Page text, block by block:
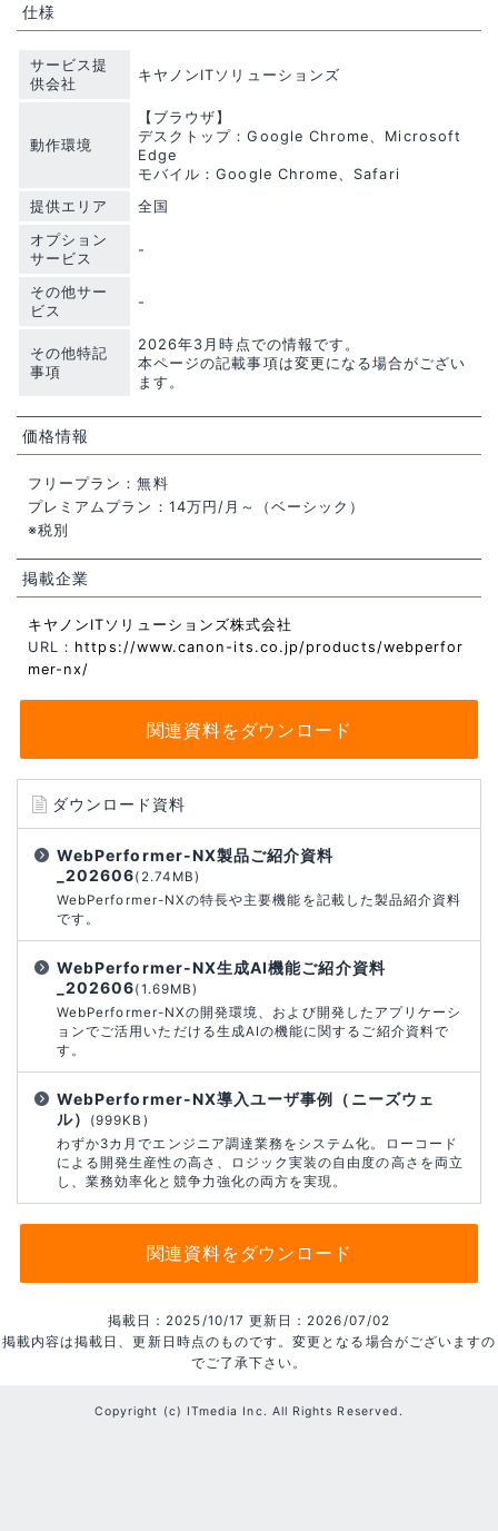
仕様
サービス提
供会社
キヤノンITソリューションズ
動作環境
【ブラウザ】
デスクトップ：Google Chrome、Microsoft
Edge
モバイル：Google Chrome、Safari
提供エリア
全国
オプション
サービス
-
その他サー
ビス
-
その他特記
事項
2026年3月時点での情報です。
本ページの記載事項は変更になる場合がござい
ます。
価格情報
フリープラン：無料
プレミアムプラン：14万円/月～（ベーシック）
※税別
掲載企業
キヤノンITソリューションズ株式会社
URL： https://www.canon-its.co.jp/products/webperfor
mer-nx/
関連資料をダウンロード
ダウンロード資料
WebPerformer-NX製品ご紹介資料
_202606(2.74MB)
WebPerformer-NXの特長や主要機能を記載した製品紹介資料
です。
WebPerformer-NX生成AI機能ご紹介資料
_202606(1.69MB)
WebPerformer-NXの開発環境、および開発したアプリケーシ
ョンでご活用いただける生成AIの機能に関するご紹介資料で
す。
WebPerformer-NX導入ユーザ事例（ニーズウェ
ル）
(999KB)
わずか3カ月でエンジニア調達業務をシステム化。ローコード
による開発生産性の高さ、ロジック実装の自由度の高さを両立
し、業務効率化と競争力強化の両方を実現。
関連資料をダウンロード
掲載日：2025/10/17 更新日：2026/07/02
掲載内容は掲載日、更新日時点のものです。変更となる場合がございますの
でご了承下さい。
Copyright (c) ITmedia Inc. All Rights Reserved.